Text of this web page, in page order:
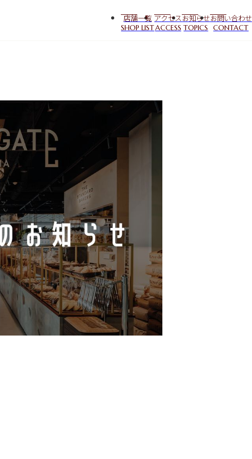
店舗一覧
SHOP LIST
アクセス
ACCESS
お知らせ
TOPICS
お問い合わせ
CONTACT